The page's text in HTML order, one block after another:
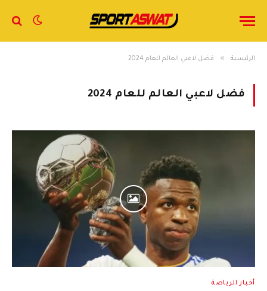
الرئيسية » فضل لاعبي العالم للعام 2024
فضل لاعبي العالم للعام 2024
أخبار الرياضة